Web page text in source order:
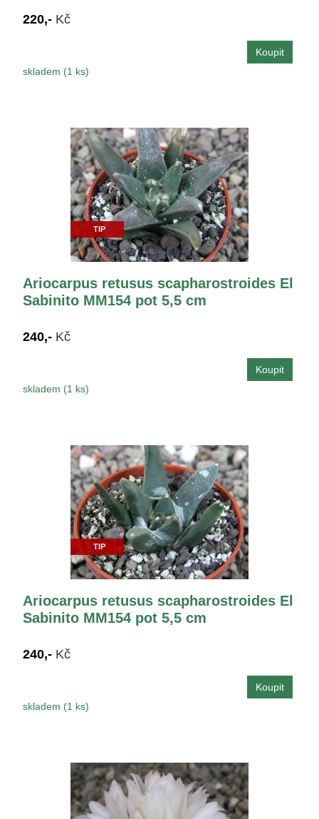
220,- Kč
skladem (1 ks)
TIP
Ariocarpus retusus scapharostroides El
Sabinito MM154 pot 5,5 cm
240,- Kč
skladem (1 ks)
TIP
Ariocarpus retusus scapharostroides El
Sabinito MM154 pot 5,5 cm
240,- Kč
skladem (1 ks)